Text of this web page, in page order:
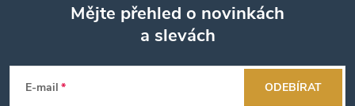
Mějte přehled o novinkách
a slevách
E-mail ODEBÍRAT